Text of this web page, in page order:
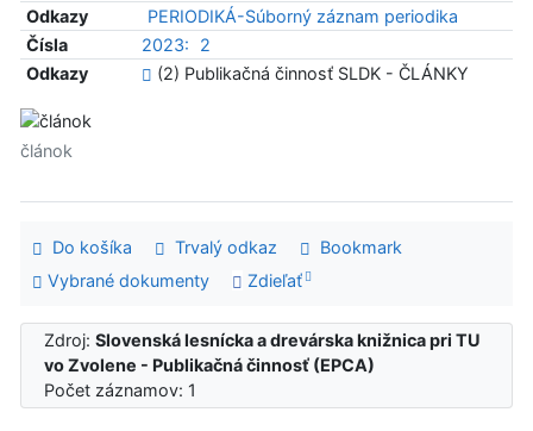
Odkazy
PERIODIKÁ-Súborný záznam periodika
Čísla
2023:
2
Odkazy
(2) Publikačná činnosť SLDK - ČLÁNKY
článok
Do košíka Trvalý odkaz
Bookmark
Vybrané dokumenty
Zdieľať
Zdroj:Slovenská lesnícka a drevárska knižnica pri TU
vo Zvolene - Publikačná činnosť (EPCA)
Počet záznamov: 1